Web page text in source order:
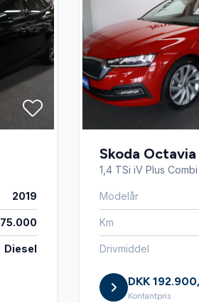
2019
Diesel
Skoda Octavia
1,4 TSi iV Plus Combi
Modelår
Km
Drivmiddel
DKK
Kontantpris